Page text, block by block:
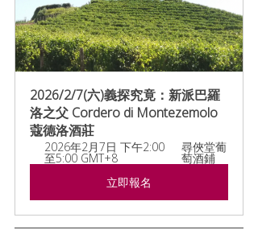
2026/2/7(六)義探究竟：新派巴羅
洛之父 Cordero di Montezemolo
蔻德洛酒莊
2026年2月7日 下午2:00
至5:00 GMT+8
尋俠堂葡
萄酒鋪
立即報名